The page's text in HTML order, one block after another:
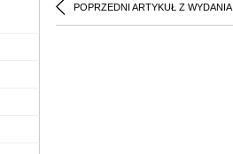
POPRZEDNI ARTYKUŁ Z WYDANIA